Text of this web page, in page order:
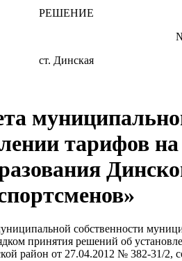
РЕШЕНИЕ
2016 г. № 79-
ст. Динская
тарифов
собственности
принятия решений об
район от 27.04.2012 № 382-31/2,